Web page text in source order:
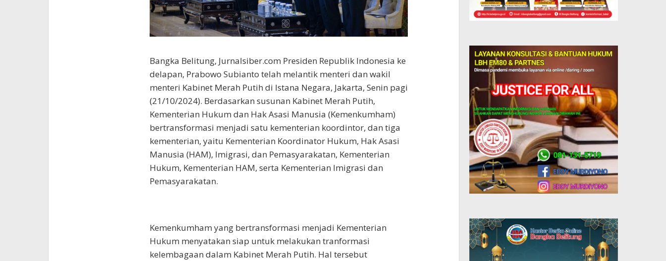
Bangka Belitung, Jurnalsiber.com Presiden Republik Indonesia ke
delapan, Prabowo Subianto telah melantik menteri dan wakil
menteri Kabinet Merah Putih di Istana Negara, Jakarta, Senin pagi
(21/10/2024). Berdasarkan susunan Kabinet Merah Putih,
Kementerian Hukum dan Hak Asasi Manusia (Kemenkumham)
bertransformasi menjadi satu kementerian koordintor, dan tiga
kementerian, yaitu Kementerian Koordinator Hukum, Hak Asasi
Manusia (HAM), Imigrasi, dan Pemasyarakatan, Kementerian
Hukum, Kementerian HAM, serta Kementerian Imigrasi dan
Pemasyarakatan.
Kemenkumham yang bertransformasi menjadi Kementerian
Hukum menyatakan siap untuk melakukan tranformasi
kelembagaan dalam Kabinet Merah Putih. Hal tersebut